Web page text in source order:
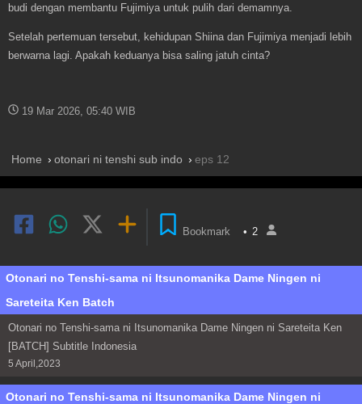
budi dengan membantu Fujimiya untuk pulih dari demamnya.
Setelah pertemuan tersebut, kehidupan Shiina dan Fujimiya menjadi lebih
berwarna lagi. Apakah keduanya bisa saling jatuh cinta?
19 Mar 2026, 05:40 WIB
Home otonari ni tenshi sub indo eps 12
Bookmark • 2
Otonari no Tenshi-sama ni Itsunomanika Dame Ningen ni
Sareteita Ken Batch
Otonari no Tenshi-sama ni Itsunomanika Dame Ningen ni Sareteita Ken
[BATCH] Subtitle Indonesia
5 April,2023
Otonari no Tenshi-sama ni Itsunomanika Dame Ningen ni